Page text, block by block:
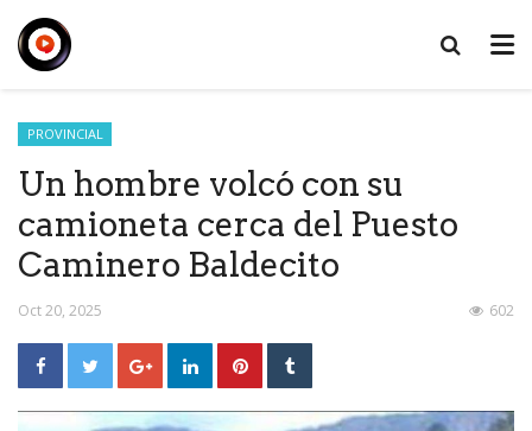
PROVINCIAL
Un hombre volcó con su
camioneta cerca del Puesto
Caminero Baldecito
Oct 20, 2025 602